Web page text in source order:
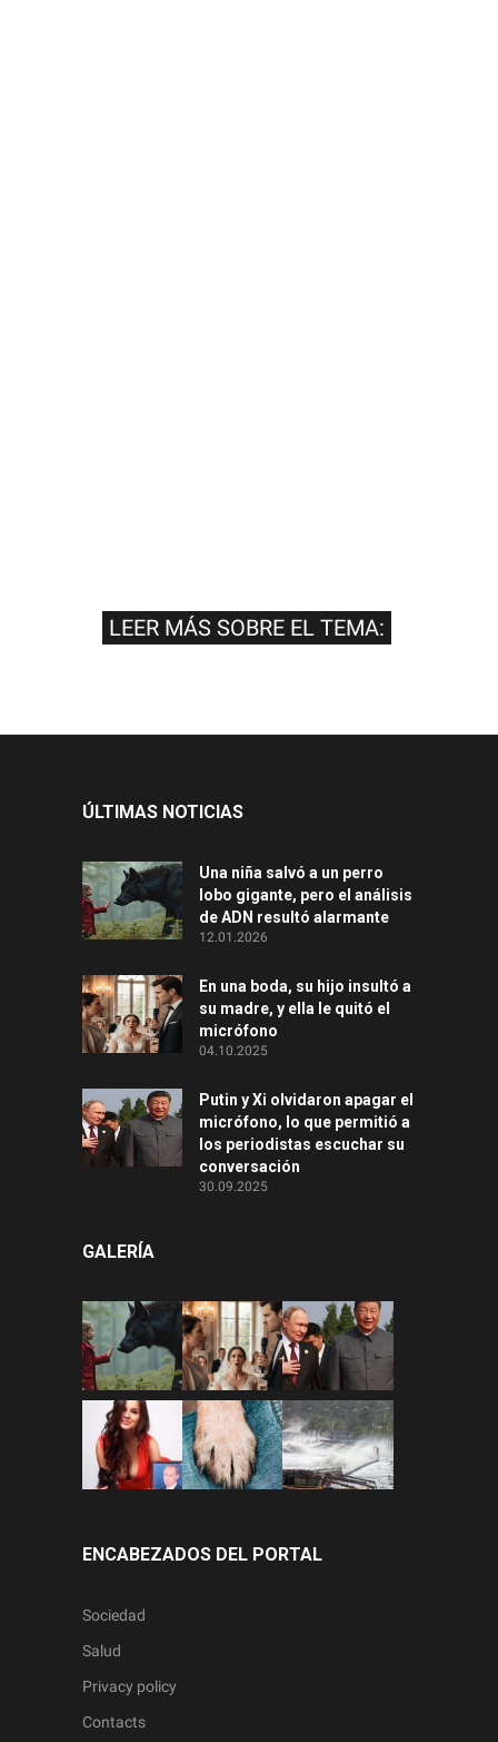
LEER MÁS SOBRE EL TEMA:
ÚLTIMAS NOTICIAS
Una niña salvó a un perro
lobo gigante, pero el análisis
de ADN resultó alarmante
12.01.2026
En una boda, su hijo insultó a
su madre, y ella le quitó el
micrófono
04.10.2025
Putin y Xi olvidaron apagar el
micrófono, lo que permitió a
los periodistas escuchar su
conversación
30.09.2025
GALERÍA
ENCABEZADOS DEL PORTAL
Sociedad
Salud
Privacy policy
Contacts